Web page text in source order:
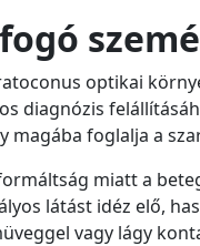
optikai
diagnózis
magába foglalja a
miatt a
látást idéz elő,
vagy lágy